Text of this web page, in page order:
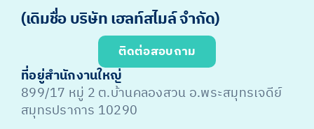
(เดิมชื่อ บริษัท เฮลท์สไมล์ จำกัด)
ติดต่อสอบถาม
ที่อยู่สำนักงานใหญ่
899/17 หมู่ 2 ต.บ้านคลองสวน อ.พระสมุทรเจดีย์
สมุทรปราการ 10290